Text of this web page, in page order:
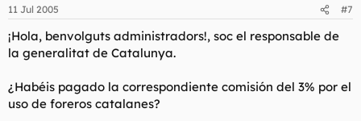
11 Jul 2005 #7
¡Hola, benvolguts administradors!, soc el responsable de
la generalitat de Catalunya.
¿Habéis pagado la correspondiente comisión del 3% por el
uso de foreros catalanes?